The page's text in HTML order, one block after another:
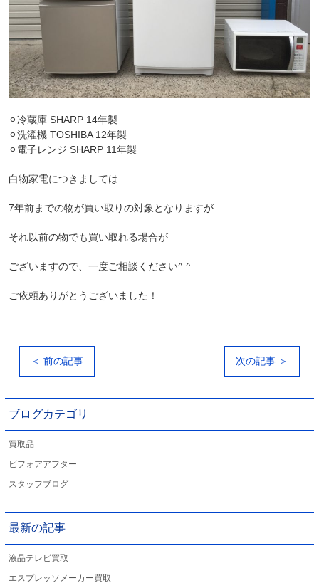
⚪︎冷蔵庫 SHARP 14年製
⚪︎洗濯機 TOSHIBA 12年製
⚪︎電子レンジ SHARP 11年製
白物家電につきましては
7年前までの物が買い取りの対象となりますが
それ以前の物でも買い取れる場合が
ございますので、一度ご相談ください^ ^
ご依頼ありがとうございました！
＜ 前の記事 次の記事 ＞
ブログカテゴリ
買取品
ビフォアアフター
スタッフブログ
最新の記事
液晶テレビ買取
エスプレッソメーカー買取